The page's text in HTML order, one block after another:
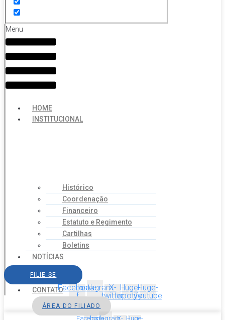
Menu
HOME
INSTITUCIONAL
Histórico
Coordenação
Financeiro
Estatuto e Regimento
Cartilhas
Boletins
NOTÍCIAS
SERVIÇOS
AGENDA
CONTATO
FILIE-SE
Facebook-
f
InstagramX-
twitter
Huge-
spotify
Huge-
youtube
ÁREA DO FILIADO
Facebook-InstagramX- Huge-